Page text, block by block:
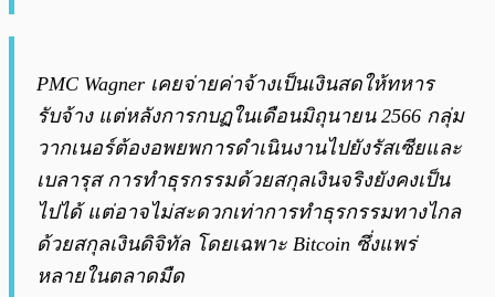
PMC Wagner เคยจ่ายค่าจ้างเป็นเงินสดให้ทหาร
รับจ้าง แต่หลังการกบฏในเดือนมิถุนายน 2566 กลุ่ม
วากเนอร์ต้องอพยพการดำเนินงานไปยังรัสเซียและ
เบลารุส การทำธุรกรรมด้วยสกุลเงินจริงยังคงเป็น
ไปได้ แต่อาจไม่สะดวกเท่าการทำธุรกรรมทางไกล
ด้วยสกุลเงินดิจิทัล โดยเฉพาะ Bitcoin ซึ่งแพร่
หลายในตลาดมืด